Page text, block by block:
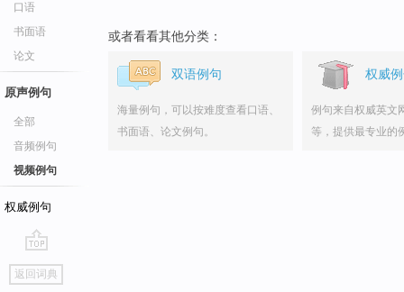
口语
书面语
论文
原声例句
全部
音频例句
视频例句
权威例句
go
top
返回词典
或者看看其他分类：
双语例句
海量例句，可以按难度查看口语、
书面语、论文例句。
权威
例句来自权威英文
等，提供最专业的